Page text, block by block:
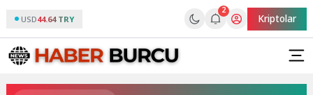
USD44.64 TRY
2
Kriptolar